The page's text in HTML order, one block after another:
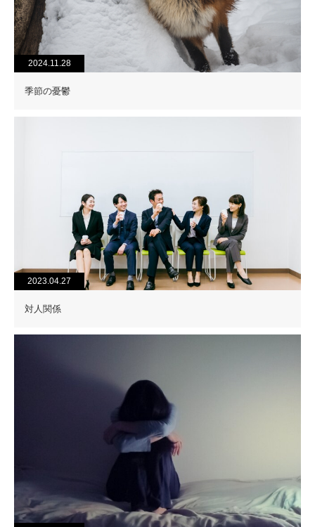
2024.11.28
季節の憂鬱
2023.04.27
対人関係